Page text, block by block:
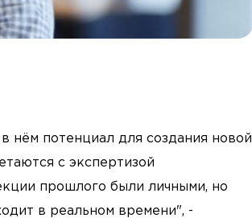
нём потенциал для создания новой
с экспертизой
прошлого были личными, но
в реальном времени", -